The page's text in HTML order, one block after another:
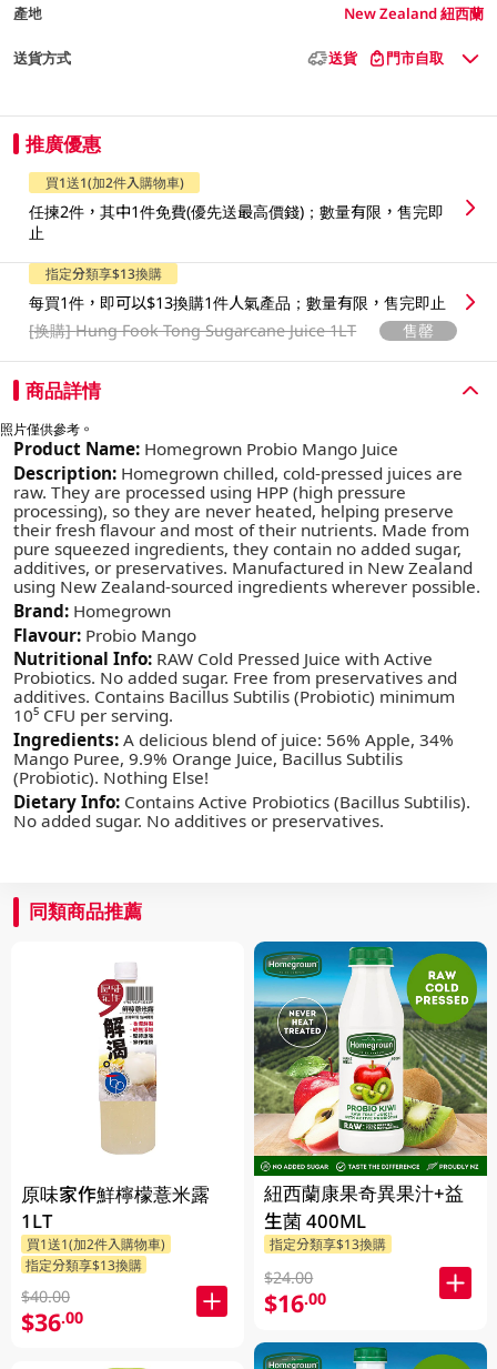
產地 New Zealand 紐西蘭
送貨方式 送貨 門市自取
推廣優惠
買1送1(加2件入購物車)
任揀2件，其中1件免費(優先送最高價錢)；數量有限，售完即
止
指定分類享$13換購
每買1件，即可以$13換購1件人氣產品；數量有限，售完即止
[换購]Hung Fook Tong Sugarcane Juice 1LT 售罄
商品詳情
照片僅供參考。
Product Name: Homegrown Probio Mango Juice
Description: Homegrown chilled, cold-pressed juices are
raw. They are processed using HPP (high pressure
processing), so they are never heated, helping preserve
their fresh flavour and most of their nutrients. Made from
pure squeezed ingredients, they contain no added sugar,
additives, or preservatives. Manufactured in New Zealand
using New Zealand-sourced ingredients wherever possible.
Brand: Homegrown
Flavour: Probio Mango
Nutritional Info: RAW Cold Pressed Juice with Active
Probiotics. No added sugar. Free from preservatives and
additives. Contains Bacillus Subtilis (Probiotic) minimum
10⁵ CFU per serving.
Ingredients: A delicious blend of juice: 56% Apple, 34%
Mango Puree, 9.9% Orange Juice, Bacillus Subtilis
(Probiotic). Nothing Else!
Dietary Info: Contains Active Probiotics (Bacillus Subtilis).
No added sugar. No additives or preservatives.
同類商品推薦
原味家作鮮檸檬薏米露
1LT
買1送1(加2件入購物車)
指定分類享$13換購
$40.00
$36.00
紐西蘭康果奇異果汁+益
生菌 400ML
指定分類享$13換購
$24.00
$16.00